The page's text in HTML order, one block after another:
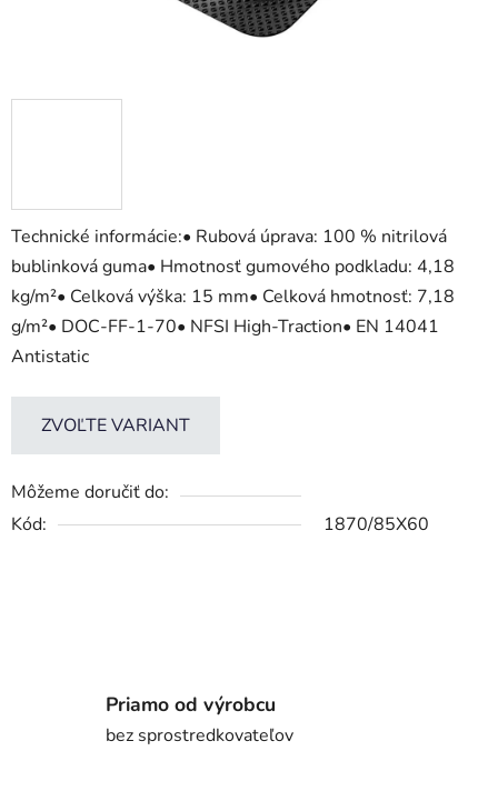
Technické informácie:• Rubová úprava: 100 % nitrilová
bublinková guma• Hmotnosť gumového podkladu: 4,18
kg/m²• Celková výška: 15 mm• Celková hmotnosť: 7,18
g/m²• DOC-FF-1-70• NFSI High-Traction• EN 14041
Antistatic
ZVOĽTE VARIANT
Môžeme doručiť do:
Kód:
1870/85X60
Priamo od výrobcu
bez sprostredkovateľov